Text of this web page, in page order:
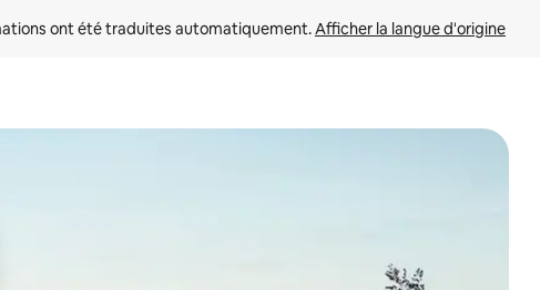
ont été traduites automatiquement. Afficher la langue d'origine